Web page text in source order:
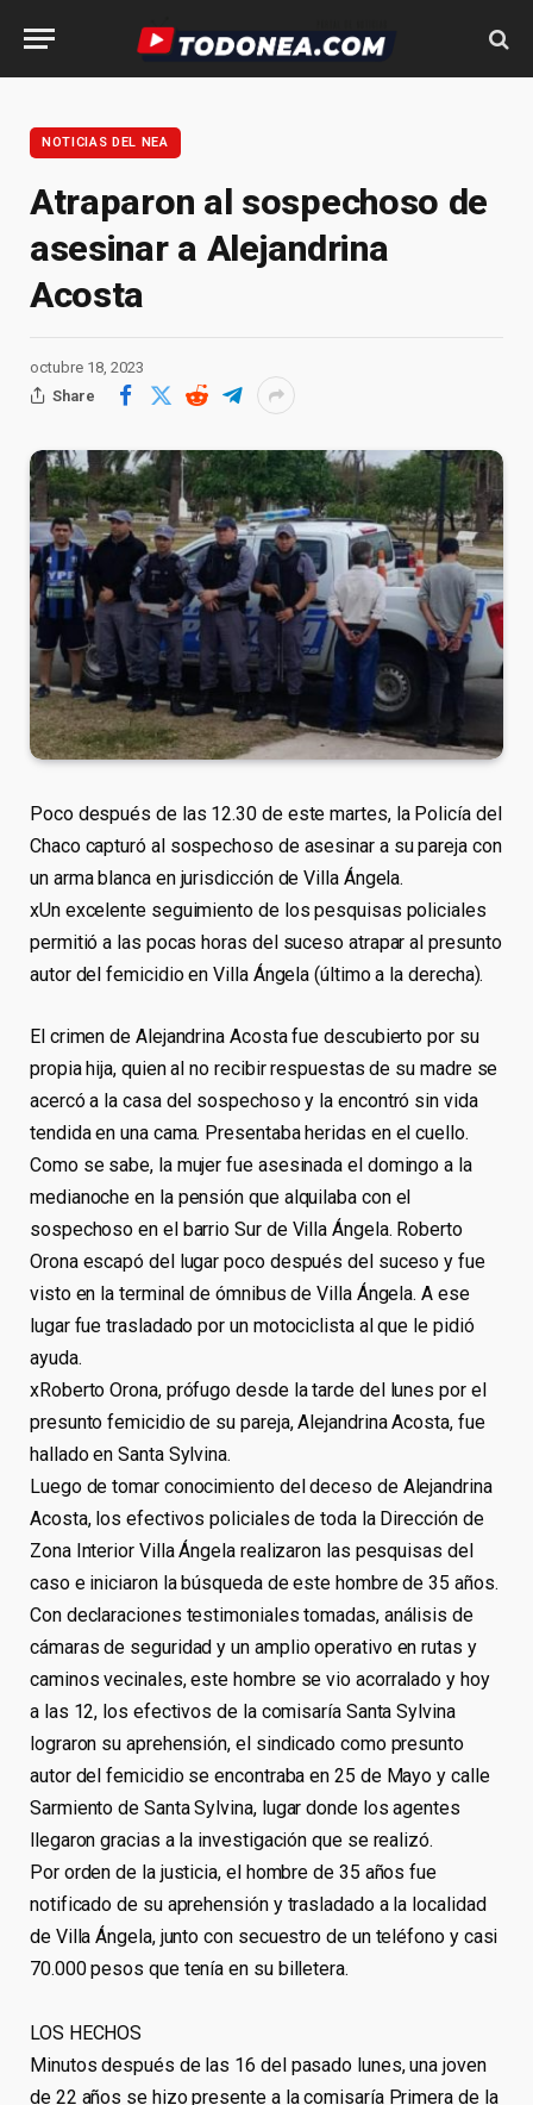
NOTICIAS DEL NEA
Atraparon al sospechoso de
asesinar a Alejandrina
Acosta
octubre 18, 2023
Share
Poco después de las 12.30 de este martes, la Policía del
Chaco capturó al sospechoso de asesinar a su pareja con
un arma blanca en jurisdicción de Villa Ángela.
xUn excelente seguimiento de los pesquisas policiales
permitió a las pocas horas del suceso atrapar al presunto
autor del femicidio en Villa Ángela (último a la derecha).
El crimen de Alejandrina Acosta fue descubierto por su
propia hija, quien al no recibir respuestas de su madre se
acercó a la casa del sospechoso y la encontró sin vida
tendida en una cama. Presentaba heridas en el cuello.
Como se sabe, la mujer fue asesinada el domingo a la
medianoche en la pensión que alquilaba con el
sospechoso en el barrio Sur de Villa Ángela. Roberto
Orona escapó del lugar poco después del suceso y fue
visto en la terminal de ómnibus de Villa Ángela. A ese
lugar fue trasladado por un motociclista al que le pidió
ayuda.
xRoberto Orona, prófugo desde la tarde del lunes por el
presunto femicidio de su pareja, Alejandrina Acosta, fue
hallado en Santa Sylvina.
Luego de tomar conocimiento del deceso de Alejandrina
Acosta, los efectivos policiales de toda la Dirección de
Zona Interior Villa Ángela realizaron las pesquisas del
caso e iniciaron la búsqueda de este hombre de 35 años.
Con declaraciones testimoniales tomadas, análisis de
cámaras de seguridad y un amplio operativo en rutas y
caminos vecinales, este hombre se vio acorralado y hoy
a las 12, los efectivos de la comisaría Santa Sylvina
lograron su aprehensión, el sindicado como presunto
autor del femicidio se encontraba en 25 de Mayo y calle
Sarmiento de Santa Sylvina, lugar donde los agentes
llegaron gracias a la investigación que se realizó.
Por orden de la justicia, el hombre de 35 años fue
notificado de su aprehensión y trasladado a la localidad
de Villa Ángela, junto con secuestro de un teléfono y casi
70.000 pesos que tenía en su billetera.
LOS HECHOS
Minutos después de las 16 del pasado lunes, una joven
de 22 años se hizo presente a la comisaría Primera de la